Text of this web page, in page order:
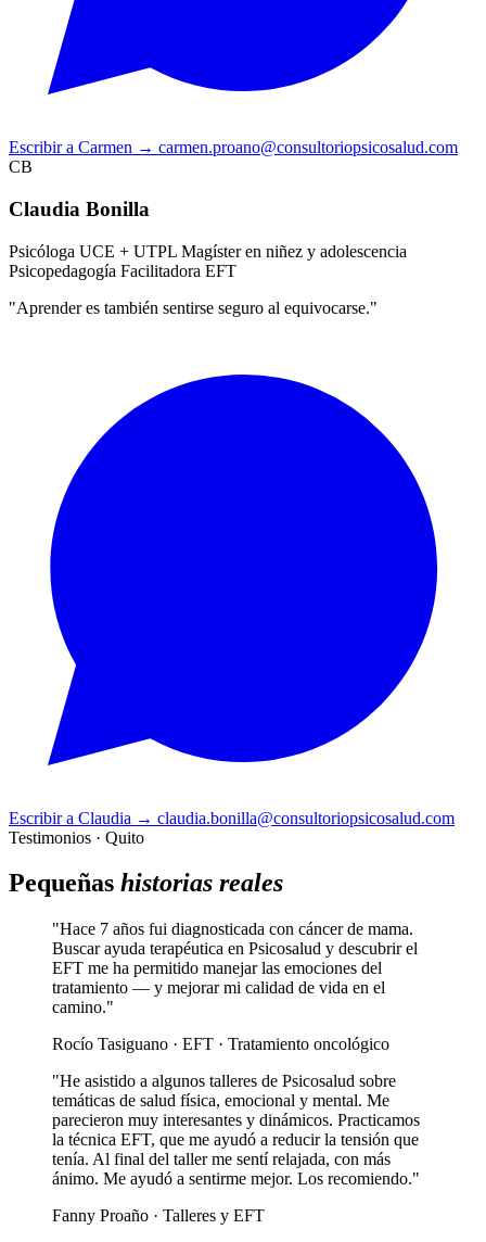
Escribir a Carmen → carmen.proano@consultoriopsicosalud.com
CB
Claudia Bonilla
Psicóloga UCE + UTPL Magíster en niñez y adolescencia
Psicopedagogía Facilitadora EFT
"Aprender es también sentirse seguro al equivocarse."
Escribir a Claudia → claudia.bonilla@consultoriopsicosalud.com
Testimonios · Quito
Pequeñas historias reales
"Hace 7 años fui diagnosticada con cáncer de mama.
Buscar ayuda terapéutica en Psicosalud y descubrir el
EFT me ha permitido manejar las emociones del
tratamiento — y mejorar mi calidad de vida en el
camino."
Rocío Tasiguano · EFT · Tratamiento oncológico
"He asistido a algunos talleres de Psicosalud sobre
temáticas de salud física, emocional y mental. Me
parecieron muy interesantes y dinámicos. Practicamos
la técnica EFT, que me ayudó a reducir la tensión que
tenía. Al final del taller me sentí relajada, con más
ánimo. Me ayudó a sentirme mejor. Los recomiendo."
Fanny Proaño · Talleres y EFT